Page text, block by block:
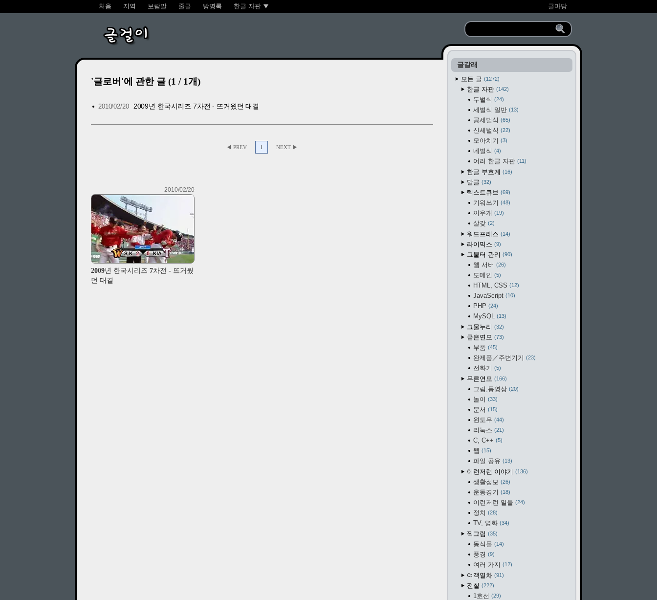
처음 지역 보람말 줄글 방명록 한글 자판 글마당
글걸이
'글로버'에 관한 글 (1 / 1개)
2010/02/20 2009년 한국시리즈 7차전 - 뜨거웠던 대결
◀ PREV 1 NEXT ▶
2010/02/20
2009년 한국시리즈 7차전 - 뜨거웠
던 대결
글갈래
모든 글
1272
한글 자판 142
두벌식 24
세벌식 일반 13
공세벌식 65
신세벌식 22
모아치기 3
네벌식 4
여러 한글 자판 11
한글 부호계 16
말글 32
텍스트큐브 69
기워쓰기 48
끼우개 19
살갗 2
워드프레스 14
라이믹스 9
그물터 관리 90
웹 서버 26
도메인 5
HTML, CSS 12
JavaScript 10
PHP 24
MySQL 13
그물누리 32
굳은연모 73
부품 45
완제품／주변기기 23
전화기 5
무른연모 166
그림,동영상 20
놀이 33
문서 15
윈도우 44
리눅스 21
C, C++ 5
웹 15
파일 공유 13
이런저런 이야기 136
생활정보 26
운동경기 18
이런저런 일들 24
정치 28
TV, 영화 34
찍그림 35
동식물 14
풍경 9
여러 가지 12
여객열차 91
전철 222
1호선 29